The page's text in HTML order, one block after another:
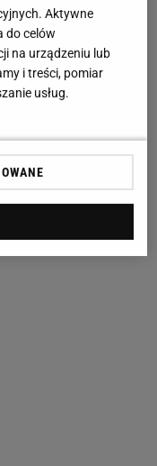
Aktywne
do celów
na urządzeniu lub
i treści, pomiar
usług.